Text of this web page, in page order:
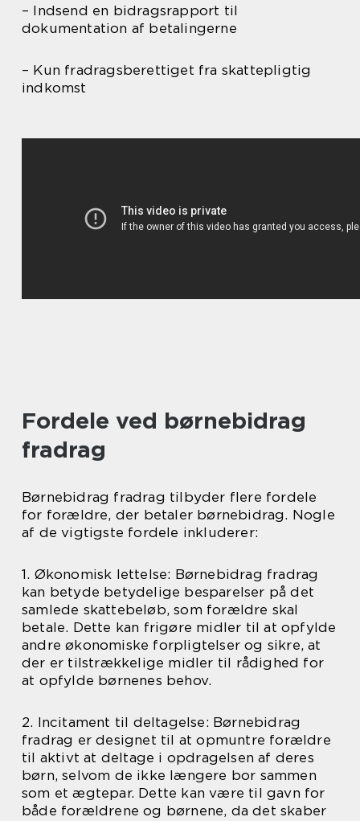
– Indsend en bidragsrapport til
dokumentation af betalingerne
– Kun fradragsberettiget fra skattepligtig
indkomst
Fordele ved børnebidrag
fradrag
Børnebidrag fradrag tilbyder flere fordele
for forældre, der betaler børnebidrag. Nogle
af de vigtigste fordele inkluderer:
1. Økonomisk lettelse: Børnebidrag fradrag
kan betyde betydelige besparelser på det
samlede skattebeløb, som forældre skal
betale. Dette kan frigøre midler til at opfylde
andre økonomiske forpligtelser og sikre, at
der er tilstrækkelige midler til rådighed for
at opfylde børnenes behov.
2. Incitament til deltagelse: Børnebidrag
fradrag er designet til at opmuntre forældre
til aktivt at deltage i opdragelsen af deres
børn, selvom de ikke længere bor sammen
som et ægtepar. Dette kan være til gavn for
både forældrene og børnene, da det skaber